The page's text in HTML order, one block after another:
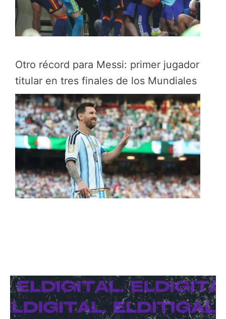
Otro récord para Messi: primer jugador
titular en tres finales de los Mundiales